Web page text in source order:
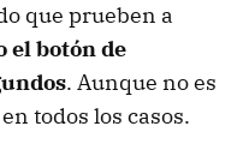
que prueben a
el botón de
. Aunque no es
todos los casos.